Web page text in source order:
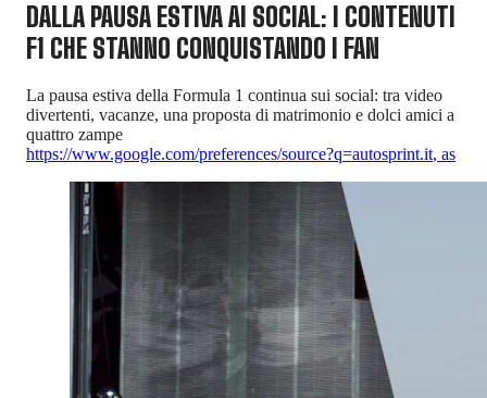
DALLA PAUSA ESTIVA AI SOCIAL: I CONTENUTI
F1 CHE STANNO CONQUISTANDO I FAN
La pausa estiva della Formula 1 continua sui social: tra video
divertenti, vacanze, una proposta di matrimonio e dolci amici a
quattro zampe
https://www.google.com/preferences/source?q=autosprint.it, as